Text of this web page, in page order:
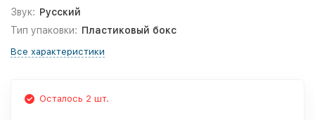
Звук: Русский
Тип упаковки: Пластиковый бокс
Все характеристики
Осталось 2 шт.